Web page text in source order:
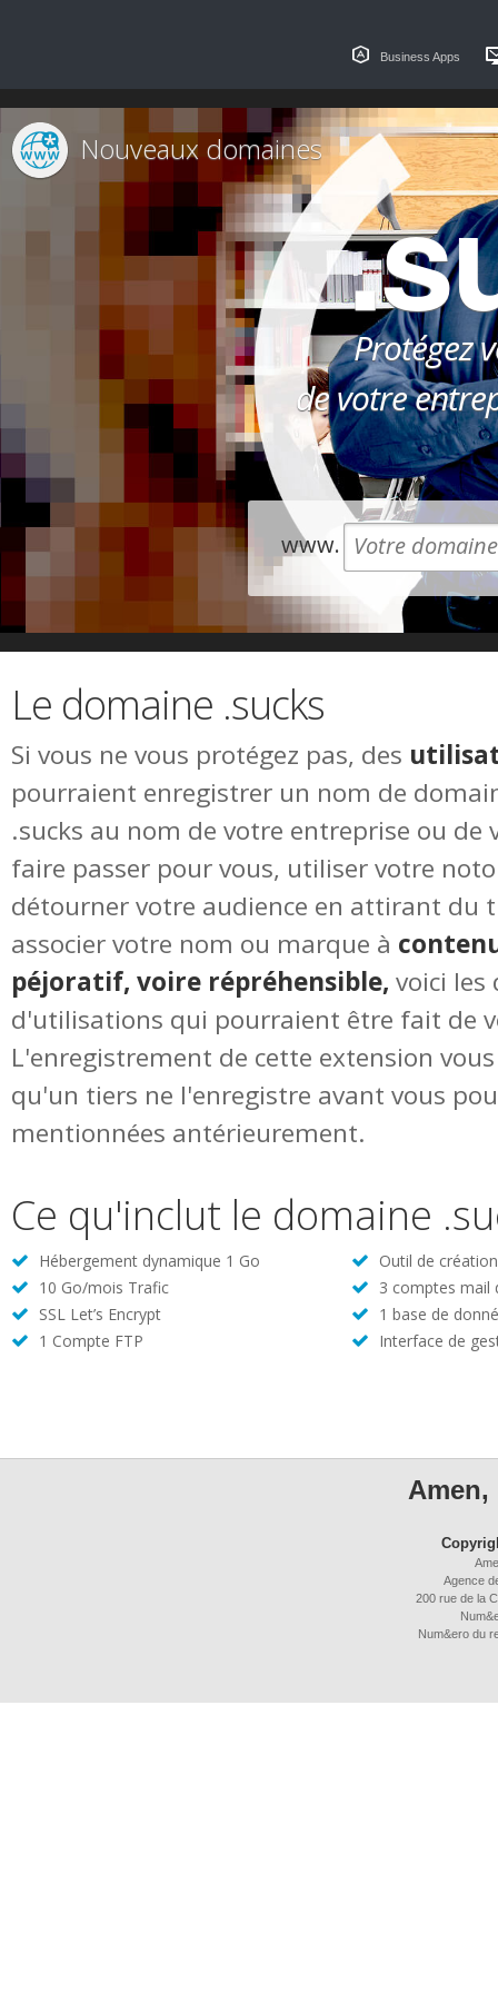
Business Apps
Protégez
de votre
Nouveaux domaines
www.
Le domaine .sucks
Si vous ne vous protégez pas, des
pourraient enregistrer un nom de
.sucks au nom de votre entreprise ou de
faire passer pour vous, utiliser votre
détourner votre audience en attirant du
associer votre nom ou marque à
péjoratif, voire répréhensible, voici les
d'utilisations qui pourraient être fait de
L'enregistrement de cette extension
qu'un tiers ne l'enregistre avant vous
mentionnées antérieurement.
Ce qu'inclut le domaine
Hébergement dynamique 1 Go
Outil de
10 Go/mois Trafic
3 comptes mail
SSL Let’s Encrypt
1 base de
1 Compte FTP
Interface de
Agence
200 rue de la
Num&ero du